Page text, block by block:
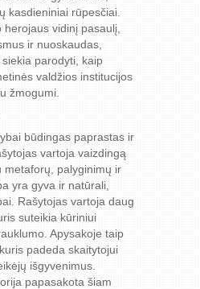
kasdieniniai rūpesčiai.
vidinį pasaulį,
ir nuoskaudas,
parodyti, kaip
valdžios institucijos
žmogumi.
būdingas paprastas ir
vartoja vaizdingą
metaforų, palyginimų ir
yra gyva ir natūrali,
Rašytojas vartoja daug
suteikia kūriniui
Apysakoje taip
padeda skaitytojui
išgyvenimus.
papasakota šiam